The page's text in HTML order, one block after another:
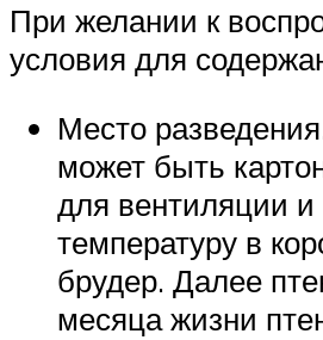
При желании к
условия для
Место
может быть
для вентиляции и
температуру в
брудер. Далее
месяца жизни